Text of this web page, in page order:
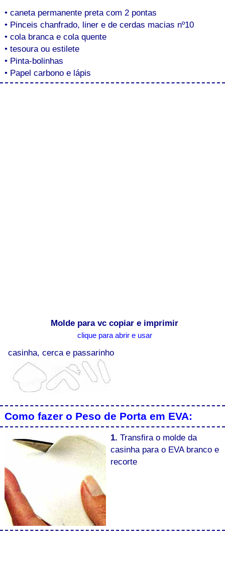
• caneta permanente preta com 2 pontas
• Pinceis chanfrado, liner e de cerdas macias nº10
• cola branca e cola quente
• tesoura ou estilete
• Pinta-bolinhas
• Papel carbono e lápis
Molde para vc copiar e imprimir
clique para abrir e usar
casinha, cerca e passarinho
Como fazer o Peso de Porta em EVA:
1. Transfira o molde da
casinha para o EVA branco e
recorte